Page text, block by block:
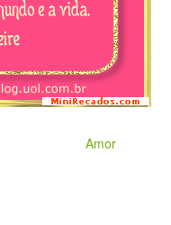
Amor